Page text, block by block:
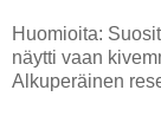
Huomioita:
näytti vaan
Alkuperäinen